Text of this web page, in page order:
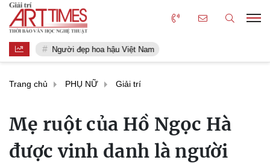
Người đẹp hoa hậu Việt Nam
Trang chủ PHỤ NỮ Giải trí
Mẹ ruột của Hồ Ngọc Hà
được vinh danh là người